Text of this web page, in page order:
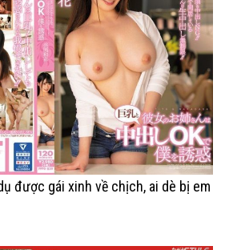
được gái xinh về chịch, ai dè bị em